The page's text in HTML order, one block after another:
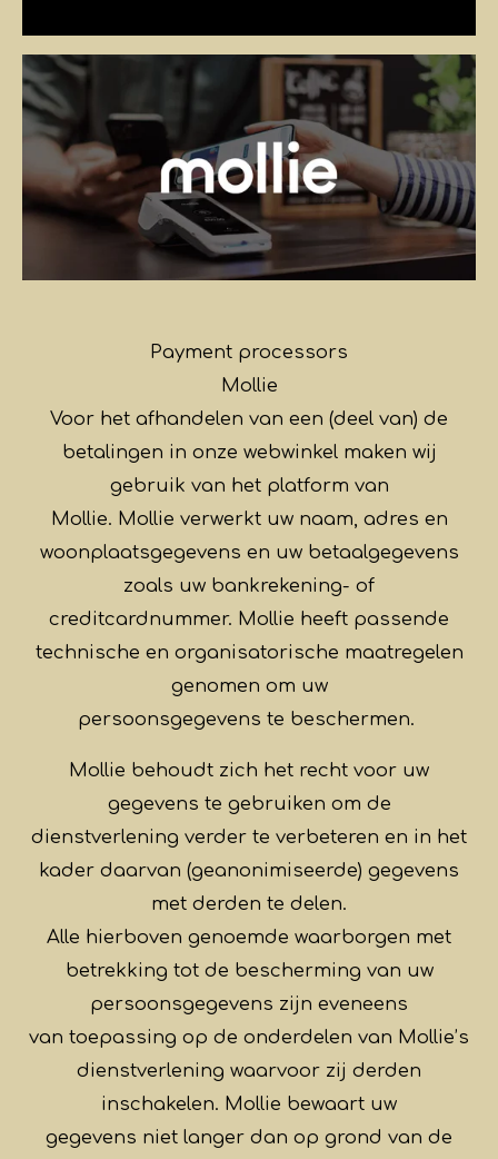
Payment processors
Mollie
Voor het afhandelen van een (deel van) de
betalingen in onze webwinkel maken wij
gebruik van het platform van
Mollie. Mollie verwerkt uw naam, adres en
woonplaatsgegevens en uw betaalgegevens
zoals uw bankrekening- of
creditcardnummer. Mollie heeft passende
technische en organisatorische maatregelen
genomen om uw
persoonsgegevens te beschermen.
Mollie behoudt zich het recht voor uw
gegevens te gebruiken om de
dienstverlening verder te verbeteren en in het
kader daarvan (geanonimiseerde) gegevens
met derden te delen.
Alle hierboven genoemde waarborgen met
betrekking tot de bescherming van uw
persoonsgegevens zijn eveneens
van toepassing op de onderdelen van Mollie’s
dienstverlening waarvoor zij derden
inschakelen. Mollie bewaart uw
gegevens niet langer dan op grond van de